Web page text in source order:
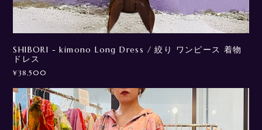
SHIBORI - kimono Long Dress / 絞り ワンピース 着物
ドレス
¥38,500